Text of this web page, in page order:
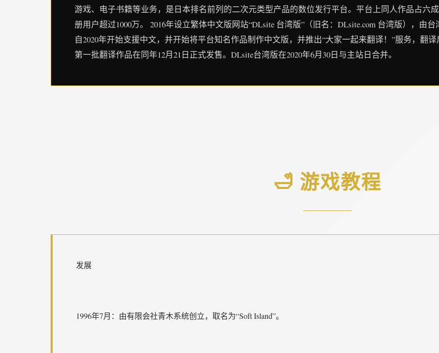
游戏、电子书籍等业务，是日本排名前列的二次元类型产品的数位发行平台。平台上同人作品占六
册用户超过1000万。 2016年设立繁体中文版网站“DLsite 台湾版”（旧名：DLsite.com 台湾版），由
自2020年开始支援中文，并开始将平台知名作品制作中文版，并推出“大家一起来翻译！”服务，翻
第一批翻译作品在同年12月21日正式发售。DLsite台湾版在2020年6月30日与主站日合并。
🛁 游戏教程
发展
1996年7月：由有限会社青木系统创立，取名为“Soft Island”。